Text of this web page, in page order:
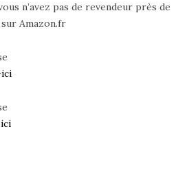
n’avez pas de revendeur près de
Amazon.fr